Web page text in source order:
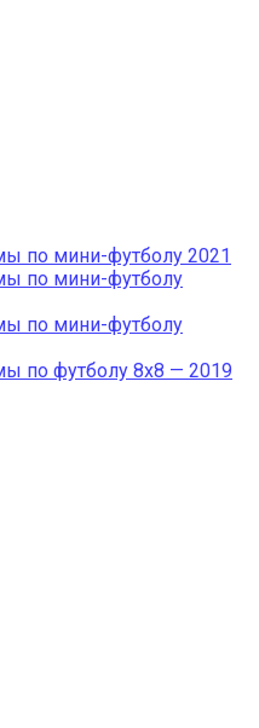
по мини-футболу 2021
по мини-футболу
по мини-футболу
по футболу 8х8 — 2019